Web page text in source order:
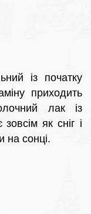
із початку
приходить
лак із
як сніг і
на сонці.